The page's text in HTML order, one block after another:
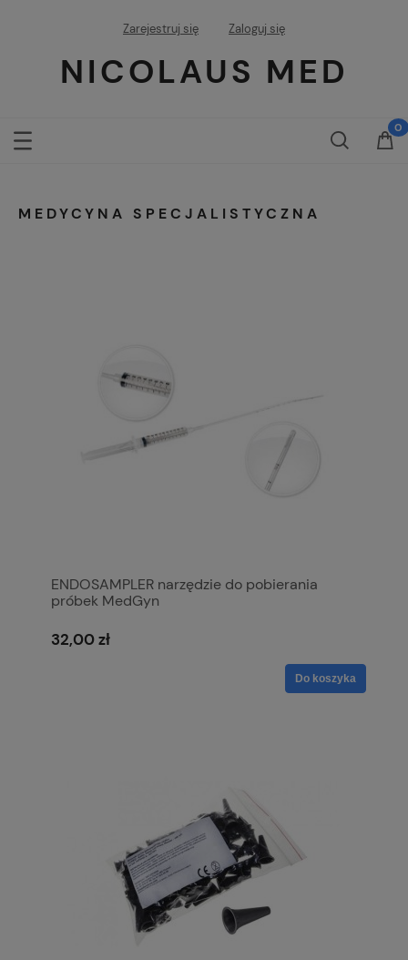
Zarejestruj się Zaloguj się
NICOLAUS MED
MEDYCYNA SPECJALISTYCZNA
ENDOSAMPLER narzędzie do pobierania
próbek MedGyn
32,00 zł
Do koszyka